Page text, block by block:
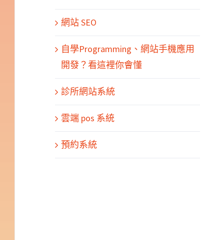
網站 SEO
自學Programming、網站手機應用
開發？看這裡你會懂
診所網站系統
雲端 pos 系統
預約系統